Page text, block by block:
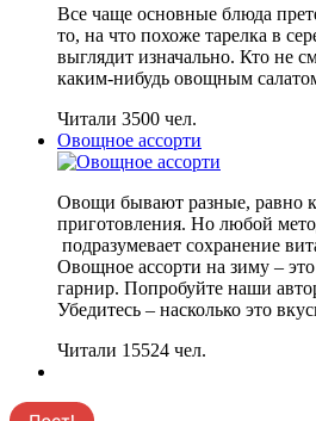
Все чаще основные блюда
то, на что похоже тарелка в
выглядит изначально. Кто не
каким-нибудь овощным
Читали 3500 чел.
Овощное ассорти
Овощи бывают разные, равно
приготовления. Но любой
подразумевает сохранение
Овощное ассорти на зиму – это
гарнир. Попробуйте наши
Убедитесь – насколько это
Читали 15524 чел.